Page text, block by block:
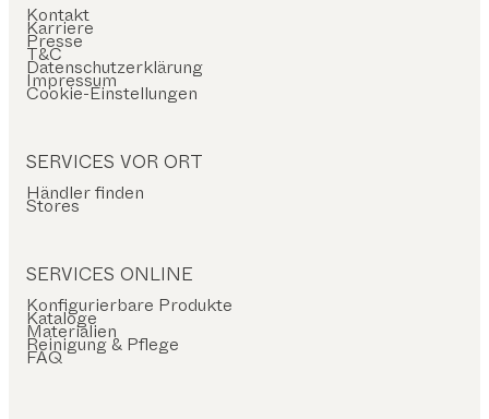
Kontakt
Karriere
Presse
T&C
Datenschutzerklärung
Impressum
Cookie-Einstellungen
SERVICES VOR ORT
Händler finden
Stores
SERVICES ONLINE
Konfigurierbare Produkte
Kataloge
Materialien
Reinigung & Pflege
FAQ